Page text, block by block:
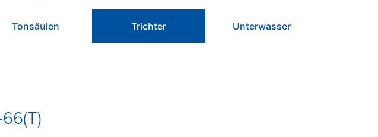
Tonsäulen Trichter Unterwasser